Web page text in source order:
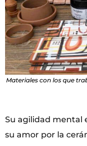
Materiales con los que
Su agilidad mental
su amor por la